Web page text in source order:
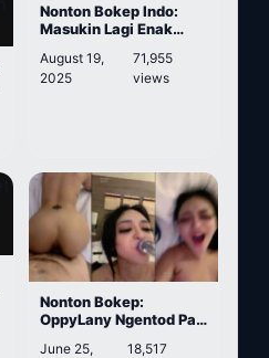
Nonton Bokep Indo:
Masukin Lagi Enak
August 19,
2025
71,955
views
Nonton Bokep:
OppyLany Ngentod Part
June 25,
18,517